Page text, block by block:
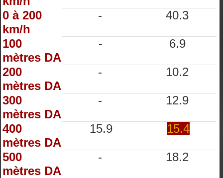
0 à 200
km/h
- 40.3
100
mètres DA
- 6.9
200
mètres DA
- 10.2
300
mètres DA
- 12.9
400
mètres DA
15.9 15.4
500
mètres DA
- 18.2